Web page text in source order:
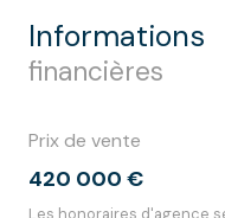
informations
financières
Prix de vente
420 000 €